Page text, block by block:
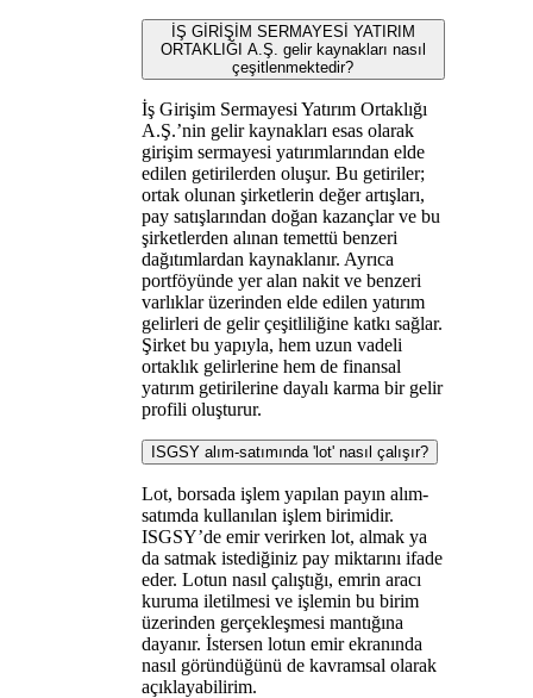
İŞ GİRİŞİM SERMAYESİ YATIRIM
ORTAKLIĞI A.Ş. gelir kaynakları nasıl
çeşitlenmektedir?
İş Girişim Sermayesi Yatırım Ortaklığı
A.Ş.’nin gelir kaynakları esas olarak
girişim sermayesi yatırımlarından elde
edilen getirilerden oluşur. Bu getiriler;
ortak olunan şirketlerin değer artışları,
pay satışlarından doğan kazançlar ve bu
şirketlerden alınan temettü benzeri
dağıtımlardan kaynaklanır. Ayrıca
portföyünde yer alan nakit ve benzeri
varlıklar üzerinden elde edilen yatırım
gelirleri de gelir çeşitliliğine katkı sağlar.
Şirket bu yapıyla, hem uzun vadeli
ortaklık gelirlerine hem de finansal
yatırım getirilerine dayalı karma bir gelir
profili oluşturur.
ISGSY alım-satımında 'lot' nasıl çalışır?
Lot, borsada işlem yapılan payın alım-
satımda kullanılan işlem birimidir.
ISGSY’de emir verirken lot, almak ya
da satmak istediğiniz pay miktarını ifade
eder. Lotun nasıl çalıştığı, emrin aracı
kuruma iletilmesi ve işlemin bu birim
üzerinden gerçekleşmesi mantığına
dayanır. İstersen lotun emir ekranında
nasıl göründüğünü de kavramsal olarak
açıklayabilirim.